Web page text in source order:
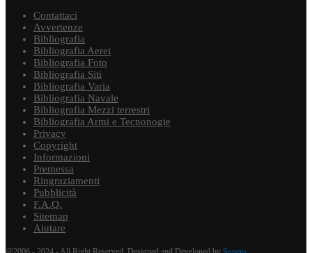
Contattaci
Avvertenze
Bibliografia
Bibliografia Aerei
Bibliografia Foto
Bibliografia Siti
Bibliografia Varia
Bibliografia Navale
Bibliografia Mezzi terrestri
Bibliografia Armi e Tecnonogie
Privacy
Copyright
Informazioni
Premessa
Ringraziamenti
Pubblicità
F.A.Q.
Sitemap
Aiutare